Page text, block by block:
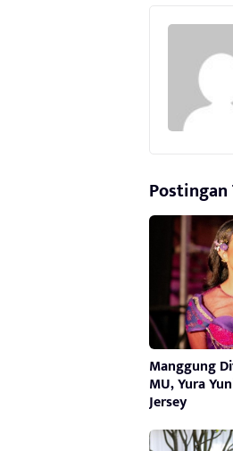
Manggung
MU, Yura
Jersey